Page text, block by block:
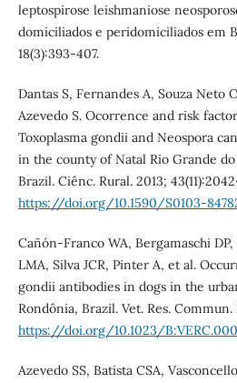
leptospirose leishmaniose
domiciliados e peridomiciliados em
18(3):393-407.
Dantas S, Fernandes A, Souza Neto
Azevedo S. Ocorrence and risk
Toxoplasma gondii and Neospora
in the county of Natal Rio Grande
Brazil. Ciênc. Rural. 2013;
https://doi.org/10.1590/S0103-
Cañón-Franco WA, Bergamaschi
LMA, Silva JCR, Pinter A, et al.
gondii antibodies in dogs in the
Rondônia, Brazil. Vet. Res. Commun.
https://doi.org/10.1023/
Azevedo SS, Batista CSA,